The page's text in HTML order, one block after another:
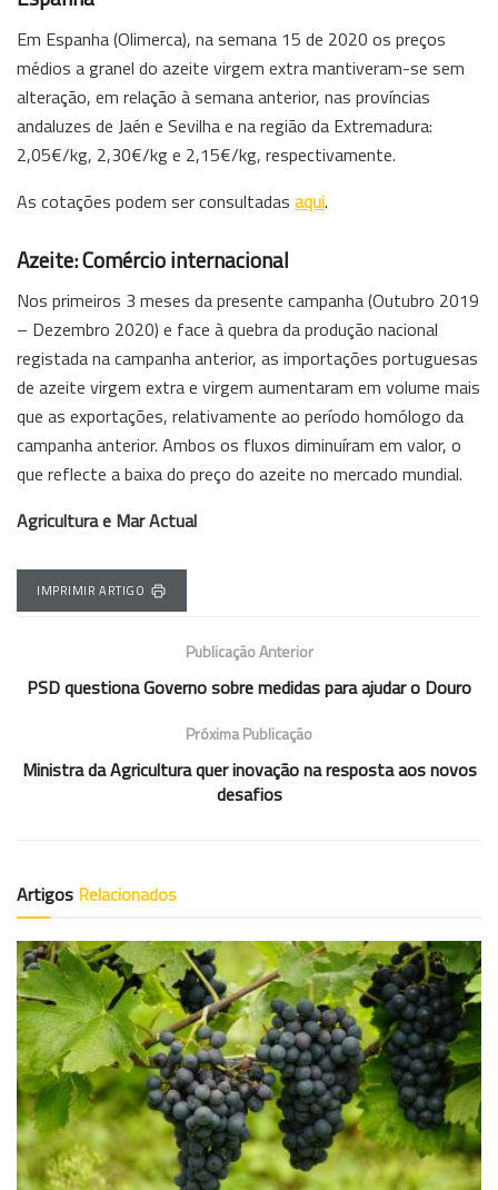
Em Espanha (Olimerca), na semana 15 de 2020 os preços
médios a granel do azeite virgem extra mantiveram-se sem
alteração, em relação à semana anterior, nas províncias
andaluzes de Jaén e Sevilha e na região da Extremadura:
2,05€/kg, 2,30€/kg e 2,15€/kg, respectivamente.
As cotações podem ser consultadas aqui.
Azeite: Comércio internacional
Nos primeiros 3 meses da presente campanha (Outubro 2019
– Dezembro 2020) e face à quebra da produção nacional
registada na campanha anterior, as importações portuguesas
de azeite virgem extra e virgem aumentaram em volume mais
que as exportações, relativamente ao período homólogo da
campanha anterior. Ambos os fluxos diminuíram em valor, o
que reflecte a baixa do preço do azeite no mercado mundial.
Agricultura e Mar Actual
IMPRIMIR ARTIGO
Publicação Anterior
PSD questiona Governo sobre medidas para ajudar o Douro
Próxima Publicação
Ministra da Agricultura quer inovação na resposta aos novos
desafios
Artigos Relacionados